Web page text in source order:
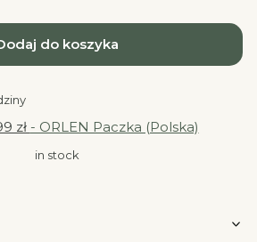
do koszyka
zł - ORLEN Paczka (Polska)
in stock